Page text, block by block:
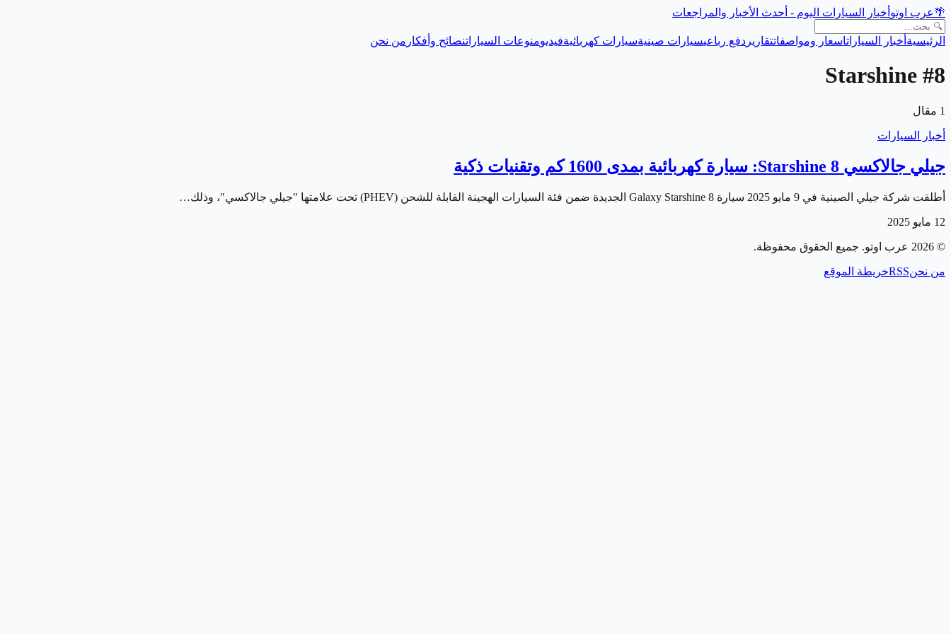
🌴عرب اوتو أخبار السيارات اليوم - أحدث الأخبار والمراجعات
الرئيسية أخبار السياراتاسعار ومواصفاتتقارير دفع رباعيسيارات صينيةسيارات كهربائيةفيديومنوعات السياراتنصائح وأفكار من نحن
#8 Starshine
1 مقال
أخبار السيارات
جيلي جالاكسي 8 Starshine: سيارة كهربائية بمدى 1600 كم وتقنيات ذكية
أطلقت شركة جيلي الصينية في 9 مايو 2025 سيارة Galaxy Starshine 8 الجديدة ضمن فئة السيارات الهجينة القابلة للشحن (PHEV) تحت علامتها "جيلي جالاكسي"، وذلك…
12 مايو 2025
©
2026 عرب اوتو. جميع الحقوق محفوظة.
من نحنRSSخريطة الموقع